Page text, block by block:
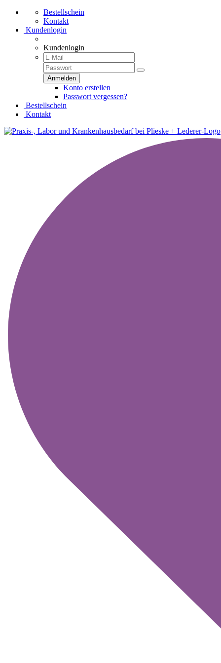
Bestellschein
Kontakt
Kundenlogin
Kundenlogin
Konto erstellen
Passwort vergessen?
Bestellschein
Kontakt